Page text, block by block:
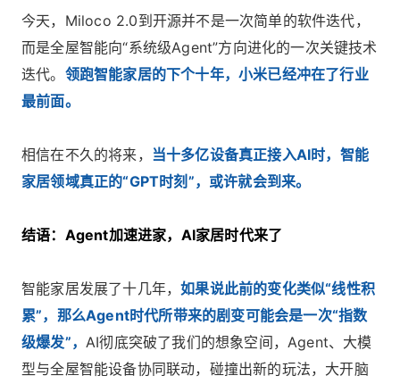
今天，Miloco 2.0到开源并不是一次简单的软件迭代，
而是全屋智能向“系统级Agent”方向进化的一次关键技术
迭代。 领跑智能家居的下个十年，小米已经冲在了行业
最前面。
相信在不久的将来， 当十多亿设备真正接入AI时，智能
家居领域真正的“GPT时刻”，或许就会到来。
结语：Agent加速进家，AI家居时代来了
智能家居发展了十几年，如果说此前的变化类似“线性积
累”，那么Agent时代所带来的剧变可能会是一次“指数
级爆发”， AI彻底突破了我们的想象空间，Agent、大模
型与全屋智能设备协同联动，碰撞出新的玩法，大开脑